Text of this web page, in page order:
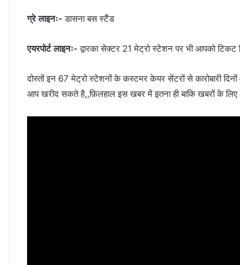
ग्रे लाइनः- डासना बस स्टैंड
एयरपोर्ट लाइनः- द्वारका सेक्टर 21 मेट्रो स्टेशन पर भी आपको टिकट
दोस्तों इन 67 मेट्रो स्टेशनों के कस्टमर केयर सेंटरों से कारोबारी
आप खरीद सकते है,,फ़िलहाल इस खबर में इतना ही बाकि खबरों के